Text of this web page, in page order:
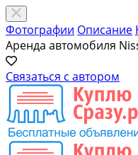
Фотографии Описание
Аренда автомобиля
Связаться с автором